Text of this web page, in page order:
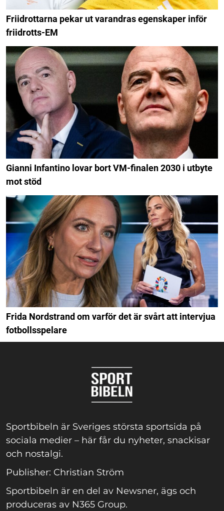
Friidrottarna pekar ut varandras egenskaper inför
friidrotts-EM
Gianni Infantino lovar bort VM-finalen 2030 i utbyte
mot stöd
Frida Nordstrand om varför det är svårt att intervjua
fotbollsspelare
Sportbibeln är Sveriges största sportsida på
sociala medier – här får du nyheter, snackisar
och nostalgi.
Publisher: Christian Ström
Sportbibeln är en del av Newsner, ägs och
produceras av N365 Group.